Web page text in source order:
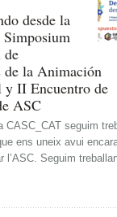
desde la
de
de la Animación
y II Encuentro de
ASC
CASC_CAT seguim
ens uneix avui
l’ASC. Seguim